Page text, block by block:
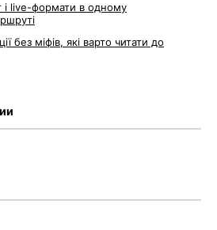
і live-формати в одному
без міфів, які варто читати до